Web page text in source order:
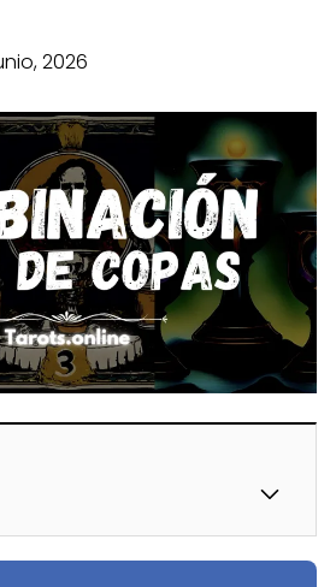
2026